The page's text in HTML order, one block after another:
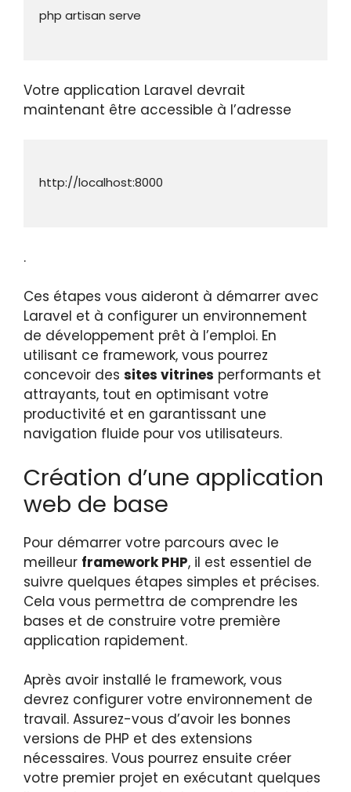
Votre application Laravel devrait
maintenant être accessible à l’adresse
.
Ces étapes vous aideront à démarrer avec
Laravel et à configurer un environnement
de développement prêt à l’emploi. En
utilisant ce framework, vous pourrez
concevoir des sites vitrines performants et
attrayants, tout en optimisant votre
productivité et en garantissant une
navigation fluide pour vos utilisateurs.
Création d’une application
web de base
Pour démarrer votre parcours avec le
meilleur framework PHP, il est essentiel de
suivre quelques étapes simples et précises.
Cela vous permettra de comprendre les
bases et de construire votre première
application rapidement.
Après avoir installé le framework, vous
devrez configurer votre environnement de
travail. Assurez-vous d’avoir les bonnes
versions de PHP et des extensions
nécessaires. Vous pourrez ensuite créer
votre premier projet en exécutant quelques